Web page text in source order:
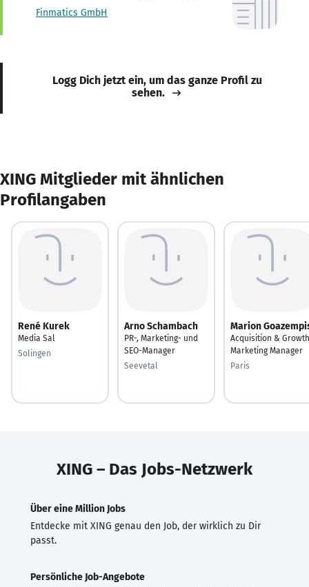
Finmatics GmbH
Logg Dich jetzt ein, um das ganze Profil zu
sehen.
XING Mitglieder mit ähnlichen
Profilangaben
René Kurek
Media Sal
Solingen
Arno Schambach
PR-, Marketing- und
SEO-Manager
Seevetal
Marion
Acquisition & Growth
Marketing Manager
Paris
XING – Das Jobs-Netzwerk
Über eine Million Jobs
Entdecke mit XING genau den Job, der wirklich zu Dir
passt.
Persönliche Job-Angebote